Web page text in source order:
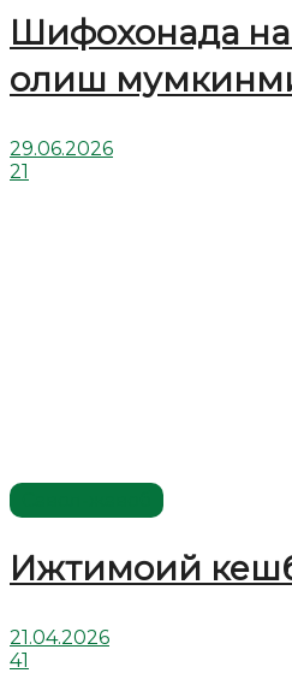
Шифохонада
олиш
29.06.2026
21
Ижтимоий
21.04.2026
41